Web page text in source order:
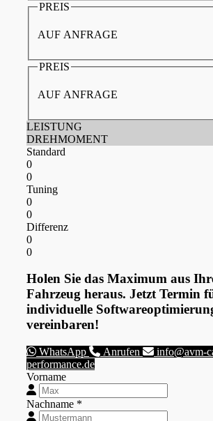
PREIS
AUF ANFRAGE
PREIS
AUF ANFRAGE
LEISTUNG
DREHMOMENT
Standard
0
0
Tuning
0
0
Differenz
0
0
Holen Sie das Maximum aus
Fahrzeug heraus. Jetzt Termin
individuelle
vereinbaren!
WhatsApp Anrufen
info@avm-
performance.de
Vorname
Nachname *